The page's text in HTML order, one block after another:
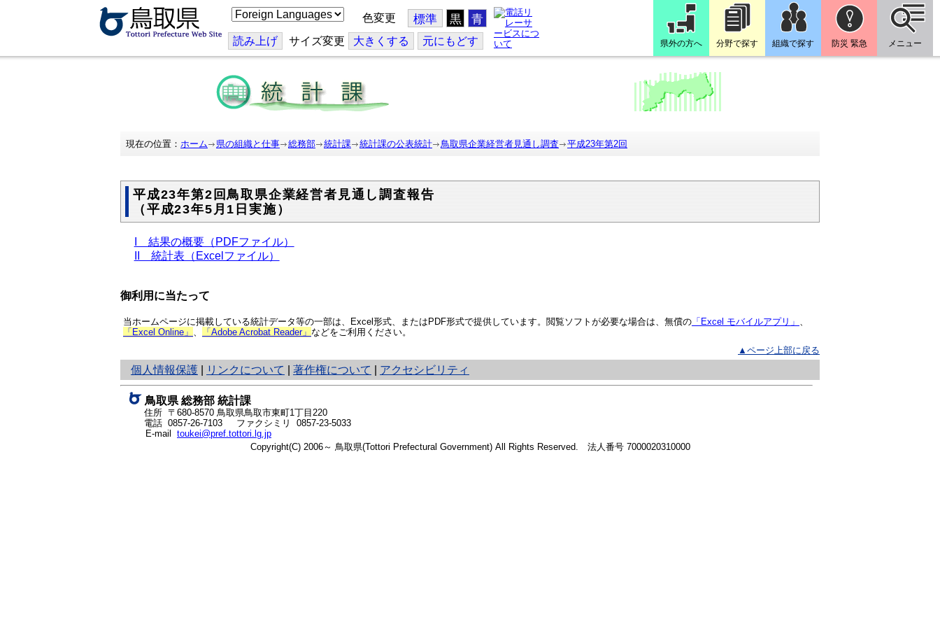
こ
の
ジ
を
訳
す
る
色変更 標準 黒 青
読み上げ サイズ変更 大きくする 元にもどす 県外の方へ 分野で探す 組織で探す 防災 緊急 メニュー
現在の位置： ホーム 県の組織と仕事 総務部 統計課 統計課の公表統計 鳥取県企業経営者見通し調査 平成23年第2回
平成23年第2回鳥取県企業経営者見通し調査報告
（平成23年5月1日実施）
I 結果の概要（PDFファイル）
II 統計表（Excelファイル）
御利用に当たって
当ホームページに掲載している統計データ等の一部は、Excel形式、またはPDF形式で提供しています。閲覧ソフトが必要な場合は、無償の 「Excel モバイルアプリ」 、
「Excel Online」 、 「Adobe Acrobat Reader」 などをご利用ください。
▲ページ上部に戻る
個人情報保護
と
り
ネ
ッ
ト
へ
リンクについて 著作権について アクセシビリティ
鳥取県 総務部 統計課
住所 〒680-8570 鳥取県鳥取市東町1丁目220
電話 0857-26-7103
ファクシミリ 0857-23-5033
E-mail toukei@pref.tottori.lg.jp
Copyright(C) 2006～ 鳥取県(Tottori Prefectural Government) All Rights Reserved. 法人番号 7000020310000